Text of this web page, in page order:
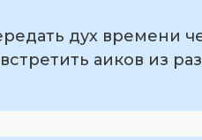
дух времени
аиков из